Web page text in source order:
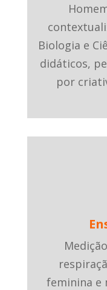
Biologia e
didáticos,
por
feminina e